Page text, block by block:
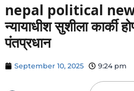
nepal political
न्यायाधीश सुशीला कार्की
पंतप्रधान
September 10, 2025 9:24 pm